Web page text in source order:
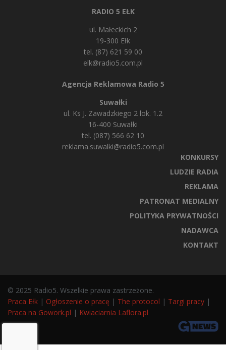
RADIO 5 EŁK
ul. Małeckich 2
19-300 Ełk
tel. (87) 621 59 00
elk@radio5.com.pl
Agencja Reklamowa Radio 5
Suwałki
ul. Ks J. Zawadzkiego 2 lok. 1.2
16-400 Suwałki
tel. (087) 566 62 10
reklama.suwalki@radio5.com.pl
KONKURSY
LUDZIE RADIA
REKLAMA
PATRONAT MEDIALNY
POLITYKA PRYWATNOŚCI
NADAWCA
KONTAKT
© 2025 Radio5. Wszelkie prawa zastrzeżone.
Praca Ełk | Ogłoszenie o pracę | The protocol | Targi pracy |
Praca na Gowork.pl | Kwiaciarnia Laflora.pl